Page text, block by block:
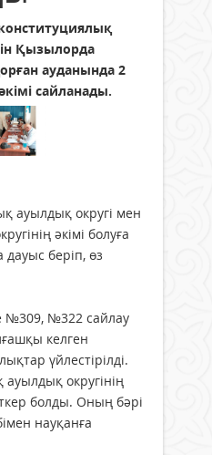
Қызылорда
ауданында 2
сайланады.
ауылдық округі мен
әкімі болуға
дауыс беріп, өз
№309, №322 сайлау
келген
үйлестірілді.
ауылдық округінің
болды. Оның бәрі
науқанға